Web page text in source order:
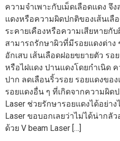
ความจำเพาะกับเม็ดเลือดแดง
แดงหรือความผิดปกติของเส้นเลื
ระคายเคืองหรือความเสียหายกั
สามารถรักษาผิวที่มีรอยแดงต่าง
อักเสบ เส้นเลือดฝอยขยายตัว ร
หรือไฝแดง ปานแดงโดยกำเนิด
ปาก ลดเลือนริ้วรอย รอยแดงขอ
รอยแดงอื่น ๆ ที่เกิดจากความผิด
Laser ช่วยรักษารอยแดงได้อย่าง
Laser ขอบอกเลยว่าไม่ได้น่ากลั
ด้วย V beam Laser […]